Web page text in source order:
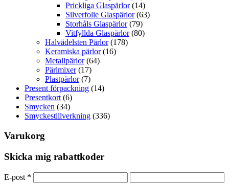
Prickliga Glaspärlor (14)
Silverfolie Glaspärlor (63)
Storhåls Glaspärlor (79)
Vitfyllda Glaspärlor (80)
Halvädelsten Pärlor (178)
Keramiska pärlor (16)
Metallpärlor (64)
Pärlmixer (17)
Plastpärlor (7)
Present förpackning (14)
Presentkort (6)
Smycken (34)
Smyckestillverkning (336)
Varukorg
Skicka mig rabattkoder
E-post *